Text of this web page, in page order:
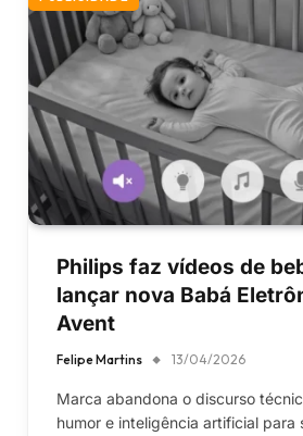
Philips faz vídeos de
lançar nova Babá
Avent
Felipe Martins 13/04/2026
Marca abandona o discurso
humor e inteligência artificial para